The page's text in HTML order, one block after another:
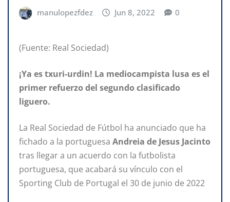
manulopezfdez Jun 8, 2022 0
(Fuente: Real Sociedad)
¡Ya es txuri-urdin! La mediocampista lusa es el
primer refuerzo del segundo clasificado
liguero.
La Real Sociedad de Fútbol ha anunciado que ha
fichado a la portuguesa Andreia de Jesus Jacinto
tras llegar a un acuerdo con la futbolista
portuguesa, que acabará su vínculo con el
Sporting Club de Portugal el 30 de junio de 2022